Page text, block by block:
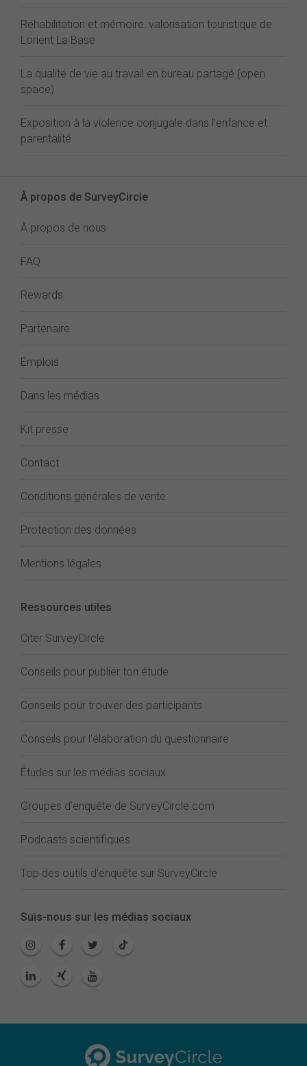
Réhabilitation et mémoire: valorisation touristique de
Lorient La Base
La qualité de vie au travail en bureau partagé (open
space)
Exposition à la violence conjugale dans l'enfance et
parentalité
À propos de SurveyCircle
À propos de nous
FAQ
Rewards
Partenaire
Emplois
Dans les médias
Kit presse
Contact
Conditions générales de vente
Protection des données
Mentions légales
Ressources utiles
Citer SurveyCircle
Conseils pour publier ton étude
Conseils pour trouver des participants
Conseils pour l'élaboration du questionnaire
Études sur les médias sociaux
Groupes d'enquête de SurveyCircle.com
Podcasts scientifiques
Top des outils d'enquête sur SurveyCircle
Suis-nous sur les médias sociaux